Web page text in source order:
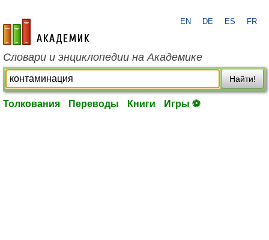
academic.ru
EN DE ES FR
Словари и энциклопедии на Академике
Найти!
Толкования Переводы Книги Игры ⚽